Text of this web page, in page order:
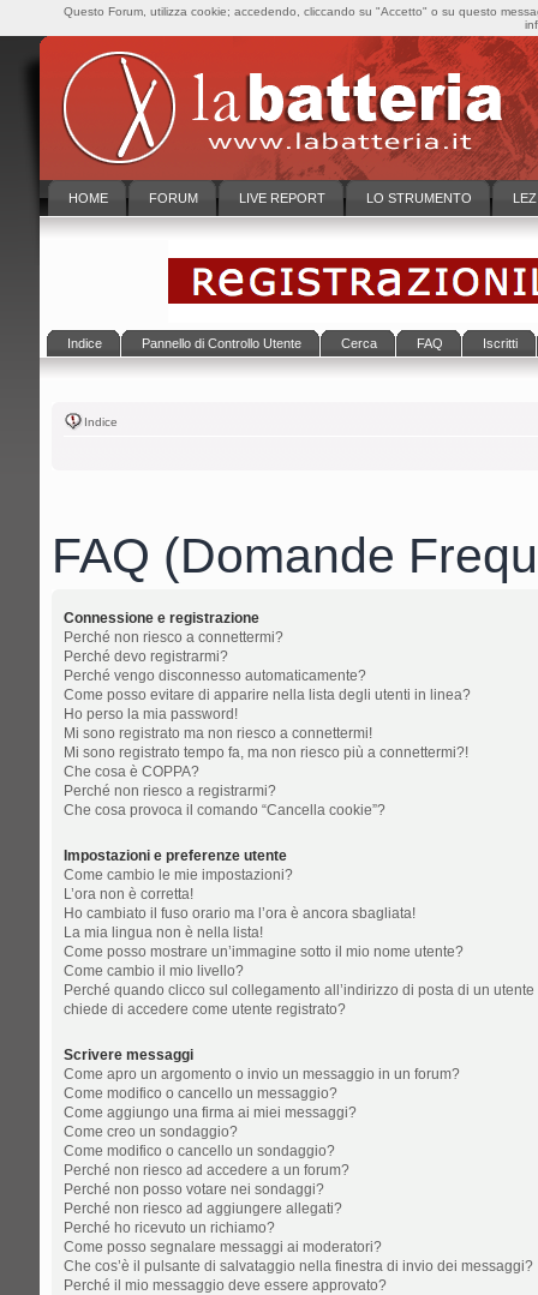
HOME FORUM LIVE REPORT LO STRUMENTO
Indice Pannello di Controllo Utente Cerca FAQ Iscritti
Indice
FAQ (Domande
Connessione e registrazione
Perché non riesco a connettermi?
Perché devo registrarmi?
Perché vengo disconnesso automaticamente?
Come posso evitare di apparire nella lista degli utenti in linea?
Ho perso la mia password!
Mi sono registrato ma non riesco a connettermi!
Mi sono registrato tempo fa, ma non riesco più a connettermi?!
Che cosa è COPPA?
Perché non riesco a registrarmi?
Che cosa provoca il comando “Cancella cookie”?
Impostazioni e preferenze utente
Come cambio le mie impostazioni?
L’ora non è corretta!
Ho cambiato il fuso orario ma l’ora è ancora sbagliata!
La mia lingua non è nella lista!
Come posso mostrare un’immagine sotto il mio nome utente?
Come cambio il mio livello?
Perché quando clicco sul collegamento all’indirizzo di posta di un utente
chiede di accedere come utente registrato?
Scrivere messaggi
Come apro un argomento o invio un messaggio in un forum?
Come modifico o cancello un messaggio?
Come aggiungo una firma ai miei messaggi?
Come creo un sondaggio?
Come modifico o cancello un sondaggio?
Perché non riesco ad accedere a un forum?
Perché non posso votare nei sondaggi?
Perché non riesco ad aggiungere allegati?
Perché ho ricevuto un richiamo?
Come posso segnalare messaggi ai moderatori?
Che cos’è il pulsante di salvataggio nella finestra di invio dei messaggi?
Perché il mio messaggio deve essere approvato?
Questo Forum, utilizza cookie; accedendo, cliccando su "Accetto" o su questo